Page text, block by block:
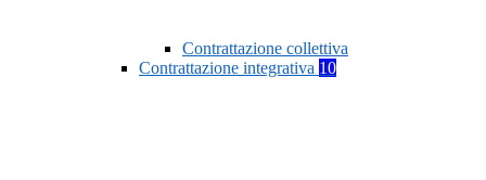
Contrattazione collettiva
Contrattazione integrativa 10